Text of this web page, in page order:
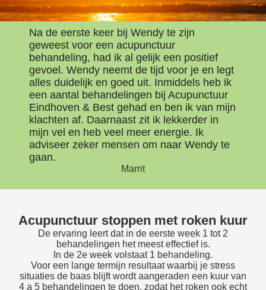
Na de eerste keer bij Wendy te zijn
geweest voor een acupunctuur
behandeling, had ik al gelijk een positief
gevoel. Wendy neemt de tijd voor je en legt
alles duidelijk en goed uit. Inmiddels heb ik
een aantal behandelingen bij Acupunctuur
Eindhoven & Best gehad en ben ik van mijn
klachten af. Daarnaast zit ik lekkerder in
mijn vel en heb veel meer energie. Ik
adviseer zeker mensen om naar Wendy te
gaan.
Marrit
Acupunctuur stoppen met roken kuur
De ervaring leert dat in de eerste week 1 tot 2
behandelingen het meest effectief is.
In de 2e week volstaat 1 behandeling.
Voor een lange termijn resultaat waarbij je stress
situaties de baas blijft wordt aangeraden een kuur van
4 a 5 behandelingen te doen, zodat het roken ook echt